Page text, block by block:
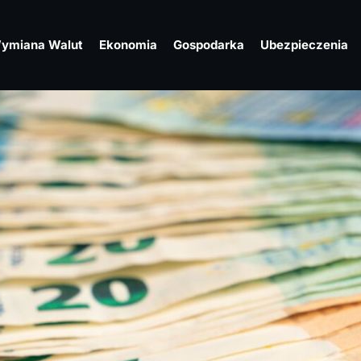
Walut Ekonomia Gospodarka Ubezpieczenia